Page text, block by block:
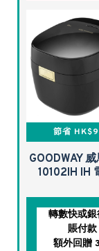
節省
GOODWAY
10102IH IH
轉數快或
賬付款
額外回贈